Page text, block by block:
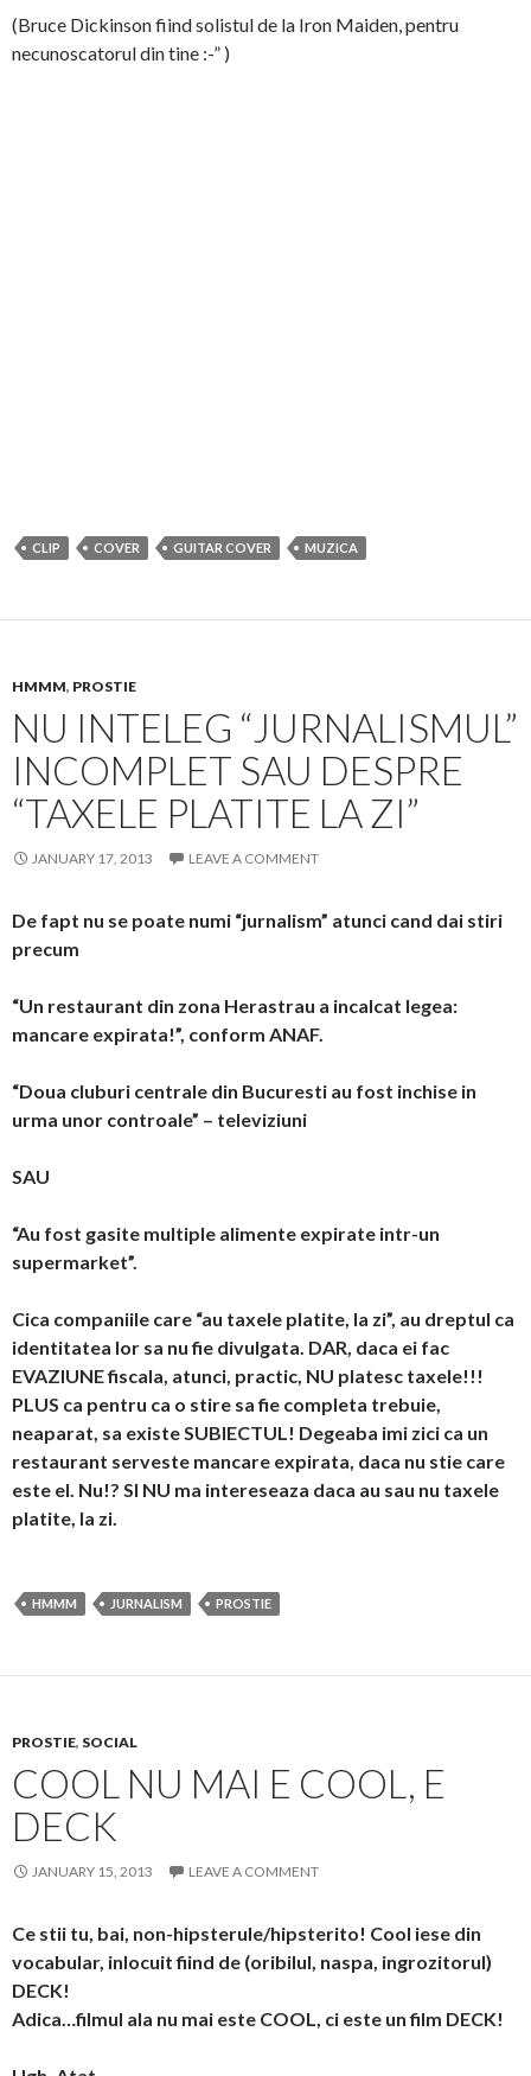
(Bruce Dickinson fiind solistul de la Iron Maiden, pentru
necunoscatorul din tine :-” )
CLIP COVER GUITAR COVER MUZICA
HMMM, PROSTIE
NU INTELEG “JURNALISMUL”
INCOMPLET SAU DESPRE
“TAXELE PLATITE LA ZI”
JANUARY 17, 2013 LEAVE A COMMENT
De fapt nu se poate numi “jurnalism” atunci cand dai stiri
precum
“Un restaurant din zona Herastrau a incalcat legea:
mancare expirata!”, conform ANAF.
“Doua cluburi centrale din Bucuresti au fost inchise in
urma unor controale” – televiziuni
SAU
“Au fost gasite multiple alimente expirate intr-un
supermarket”.
Cica companiile care “au taxele platite, la zi”, au dreptul ca
identitatea lor sa nu fie divulgata. DAR, daca ei fac
EVAZIUNE fiscala, atunci, practic, NU platesc taxele!!!
PLUS ca pentru ca o stire sa fie completa trebuie,
neaparat, sa existe SUBIECTUL! Degeaba imi zici ca un
restaurant serveste mancare expirata, daca nu stie care
este el. Nu!? SI NU ma intereseaza daca au sau nu taxele
platite, la zi.
HMMM JURNALISM PROSTIE
PROSTIE, SOCIAL
COOL NU MAI E COOL, E
DECK
JANUARY 15, 2013 LEAVE A COMMENT
Ce stii tu, bai, non-hipsterule/hipsterito! Cool iese din
vocabular, inlocuit fiind de (oribilul, naspa, ingrozitorul)
DECK!
Adica…filmul ala nu mai este COOL, ci este un film DECK!